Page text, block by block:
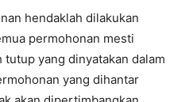
hendaklah dilakukan
permohonan mesti
yang dinyatakan dalam
yang dihantar